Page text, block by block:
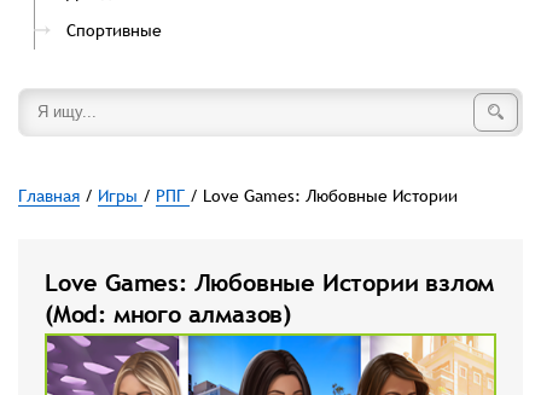
Спортивные
Главная / Игры / РПГ / Love Games: Любовные Истории
Love Games: Любовные Истории взлом
(Mod: много алмазов)